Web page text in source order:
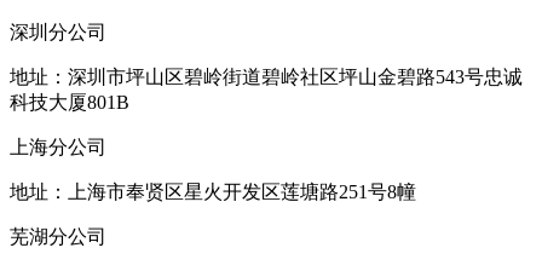
深圳分公司
地址：深圳市坪山区碧岭街道碧岭社区坪山金碧路543号忠诚
科技大厦801B
上海分公司
地址：上海市奉贤区星火开发区莲塘路251号8幢
芜湖分公司